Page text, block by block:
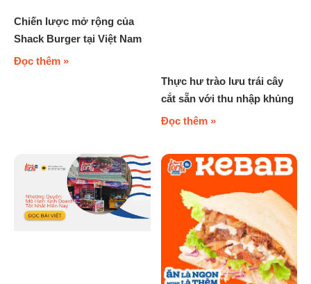
Chiến lược mở rộng của
Shack Burger tại Việt Nam
Đọc thêm »
Thực hư trào lưu trái cây
cắt sẵn với thu nhập khủng
Đọc thêm »